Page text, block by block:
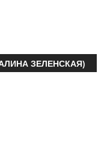
ЗЕЛЕНСКАЯ)